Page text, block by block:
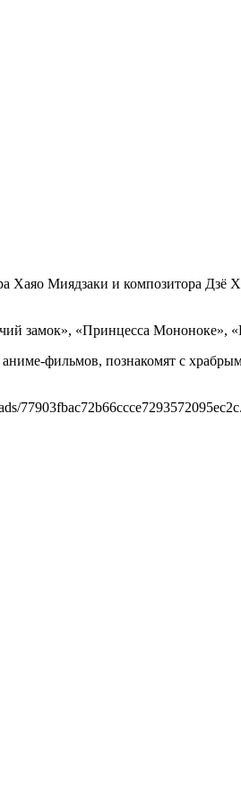
Миядзаки и композитора Дзё
замок», «Принцесса Мононоке»,
фильмов, познакомят с